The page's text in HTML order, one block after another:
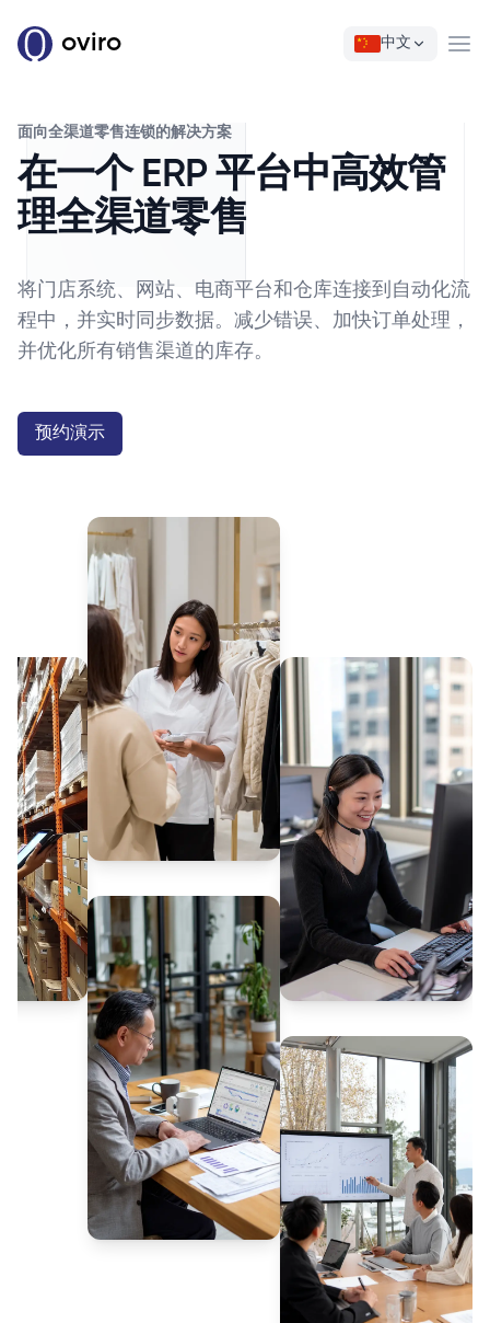
oviro 中文
面向全渠道零售连锁的解决方案
在一个 ERP 平台中高效管
理全渠道零售
将门店系统、网站、电商平台和仓库连接到自动化流
程中，并实时同步数据。减少错误、加快订单处理，
并优化所有销售渠道的库存。
预约演示